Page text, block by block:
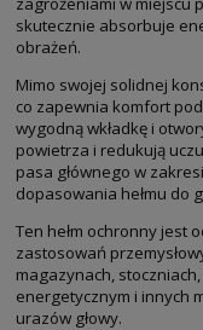
skutecznie absorbuje
obrażeń.
Mimo swojej solidnej
co zapewnia komfort
wygodną wkładkę i
powietrza i redukują
pasa głównego w
dopasowania hełmu do
Ten hełm ochronny jest
zastosowań
magazynach,
energetycznym i innych
urazów głowy.